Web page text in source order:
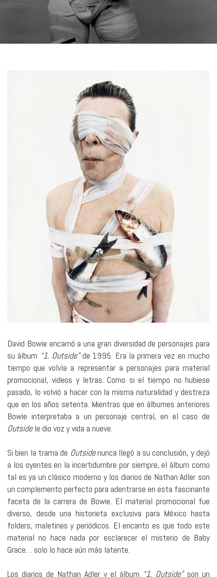
David Bowie encarnó a una gran diversidad de personajes para
su álbum “1. Outside”de 1995. Era la primera vez en mucho
tiempo que volvía a representar a personajes para material
promocional, videos y letras. Como si el tiempo no hubiese
pasado, lo volvió a hacer con la misma naturalidad y destreza
que en los años setenta. Mientras que en álbumes anteriores
Bowie interpretaba a un personaje central, en el caso de
Outsidele dio voz y vida a nueve.
Si bien la trama de Outsidenunca llegó a su conclusión, y dejó
a los oyentes en la incertidumbre por siempre, el álbum como
tal es ya un clásico moderno y los diarios de Nathan Adler son
un complemento perfecto para adentrarse en esta fascinante
faceta de la carrera de Bowie. El material promocional fue
diverso, desde una historieta exclusiva para México hasta
folders, maletines y periódicos. El encanto es que todo este
material no hace nada por esclarecer el misterio de Baby
Grace… solo lo hace aún más latente.
Los diarios de Nathan Adler y el álbum “1. Outside”son un